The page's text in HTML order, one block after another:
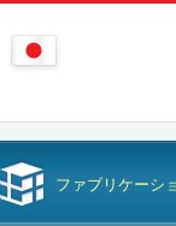
ファブリケーシ